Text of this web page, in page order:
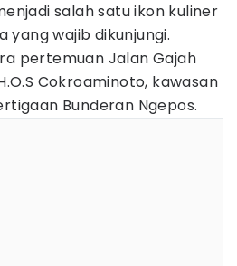
salah satu ikon kuliner
yang wajib dikunjungi.
pertemuan Jalan Gajah
Cokroaminoto, kawasan
Bunderan Ngepos.